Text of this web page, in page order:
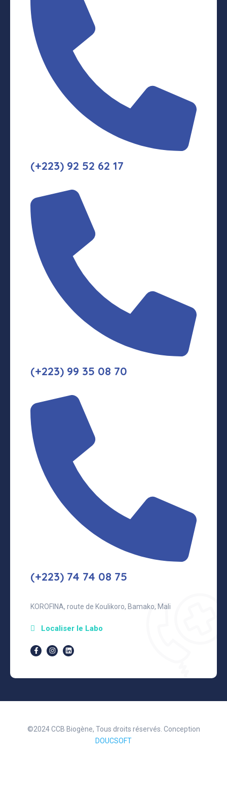
(+223) 92 52 62 17
(+223) 99 35 08 70
(+223) 74 74 08 75
KOROFINA, route de Koulikoro, Bamako, Mali
Localiser le Labo
©2024 CCB Biogène, Tous droits réservés. Conception
DOUCSOFT